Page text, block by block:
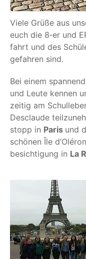
Vie­le Grü­ße aus
euch die 8‑er und
fahrt und des
gefah­ren sind.
Bei einem
und Leu­te ken­nen
zei­tig am
Des­clau­de
stopp in Paris und
schö­nen Île
be­sich­ti­gung in La